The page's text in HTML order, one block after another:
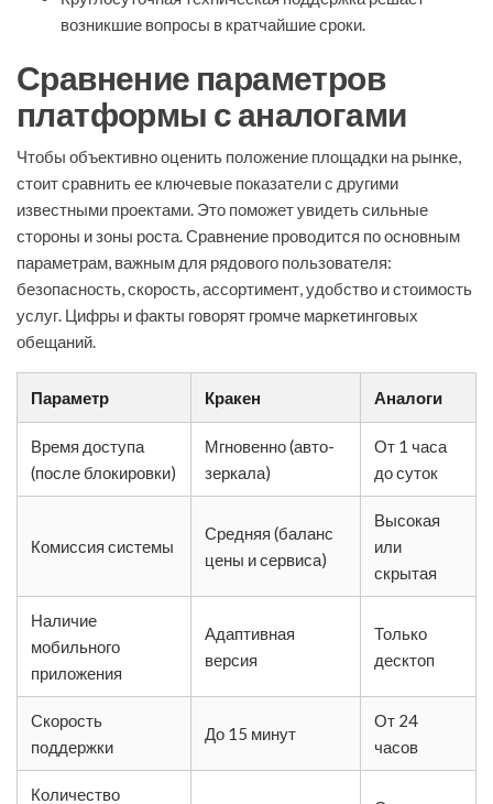
возникшие вопросы в кратчайшие сроки.
Сравнение параметров
платформы с аналогами
Чтобы объективно оценить положение площадки на рынке,
стоит сравнить ее ключевые показатели с другими
известными проектами. Это поможет увидеть сильные
стороны и зоны роста. Сравнение проводится по основным
параметрам, важным для рядового пользователя:
безопасность, скорость, ассортимент, удобство и стоимость
услуг. Цифры и факты говорят громче маркетинговых
обещаний.
Параметр Кракен Аналоги
Время доступа
(после блокировки)
Мгновенно (авто-
зеркала)
От 1 часа
до суток
Комиссия системы
Средняя (баланс
цены и сервиса)
Высокая
или
скрытая
Наличие
мобильного
приложения
Адаптивная
версия
Только
десктоп
Скорость
поддержки
До 15 минут
От 24
часов
Количество